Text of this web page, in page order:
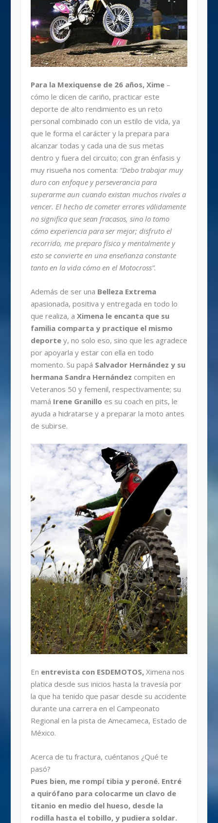
Para la Mexiquense de 26 años, Xime–
cómo le dicen de cariño, practicar este
deporte de alto rendimiento es un reto
personal combinado con un estilo de vida, ya
que le forma el carácter y la prepara para
alcanzar todas y cada una de sus metas
dentro y fuera del circuito; con gran énfasis y
muy risueña nos comenta: “Debo trabajar muy
duro con enfoque y perseverancia para
superarme aun cuando existan muchos rivales a
vencer. El hecho de cometer errores válidamente
no significa que sean fracasos, sino lo tomo
cómo experiencia para ser mejor; disfruto el
recorrido, me preparo físico y mentalmente y
esto se convierte en una enseñanza constante
tanto en la vida cómo en el Motocross”.
Además de ser una Belleza Extrema
apasionada, positiva y entregada en todo lo
que realiza, a Ximena le encanta que su
familia comparta y practique el mismo
deportey, no solo eso, sino que les agradece
por apoyarla y estar con ella en todo
momento. Su papá Salvador Hernández y su
hermana Sandra Hernández compiten en
Veteranos 50 y femenil, respectivamente; su
mamá Irene Granillo es su coach en pits, le
ayuda a hidratarse y a preparar la moto antes
de subirse.
En entrevista con ESDEMOTOS,Ximena nos
platica desde sus inicios hasta la travesía por
la que ha tenido que pasar desde su accidente
durante una carrera en el Campeonato
Regional en la pista de Amecameca, Estado de
México.
Acerca de tu fractura, cuéntanos ¿Qué te
pasó?
Pues bien, me rompí tibia y peroné. Entré
a quirófano para colocarme un clavo de
titanio en medio del hueso, desde la
rodilla hasta el tobillo, y pudiera soldar.